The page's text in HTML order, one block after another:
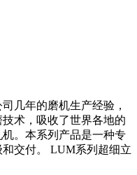
几年的磨机生产经验，
术，吸收了世界各地的
。本系列产品是一种专
交付。 LUM系列超细立